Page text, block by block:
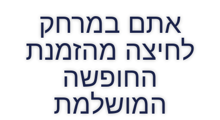
אתם במרחק
לחיצה מהזמנת
החופשה
המושלמת